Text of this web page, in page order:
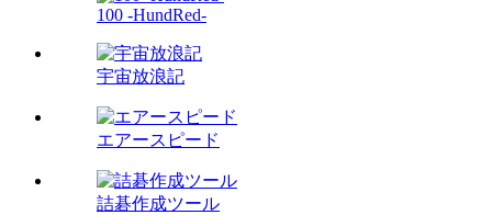
100 -HundRed-
宇宙放浪記
エアースピード
詰碁作成ツール